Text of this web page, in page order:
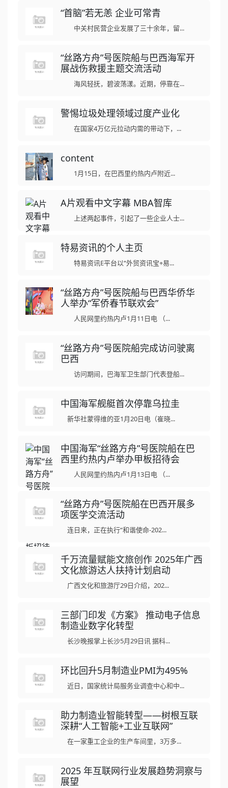
“首脑”若无恙 企业可常青
中关村民营企业发展了三十余年，留...
“丝路方舟”号医院船与巴西海军开
展战伤救援主题交流活动
海风轻抚，碧波荡漾。近期，停靠在...
警惕垃圾处理领域过度产业化
在国家4万亿元拉动内需的带动下，...
content
1月15日，在巴西里约热内卢附近...
A片观看中文字幕 MBA智库
上述两起事件，引起了一些企业人士...
特易资讯的个人主页
特易资讯E平台以“外贸资讯宝+易...
“丝路方舟”号医院船与巴西华侨华
人举办“军侨春节联欢会”
人民网里约热内卢1月11日电 （...
“丝路方舟”号医院船完成访问驶离
巴西
访问期间，巴海军卫生部门代表登船...
中国海军舰艇首次停靠乌拉圭
新华社蒙得维的亚1月20日电（崔晓...
中国海军“丝路方舟”号医院船在巴
西里约热内卢举办甲板招待会
人民网里约热内卢1月13日电 （...
“丝路方舟”号医院船在巴西开展多
项医学交流活动
连日来，正在执行“和谐使命-202...
千万流量赋能文旅创作 2025年广西
文化旅游达人扶持计划启动
广西文化和旅游厅29日介绍，202...
三部门印发《方案》 推动电子信息
制造业数字化转型
长沙晚报掌上长沙5月29日讯 据科...
环比回升5月制造业PMI为495%
近日，国家统计局服务业调查中心和中...
助力制造业智能转型——树根互联
深耕“人工智能+工业互联网”
在一家重工企业的生产车间里，3万多...
2025 年互联网行业发展趋势洞察与
展望